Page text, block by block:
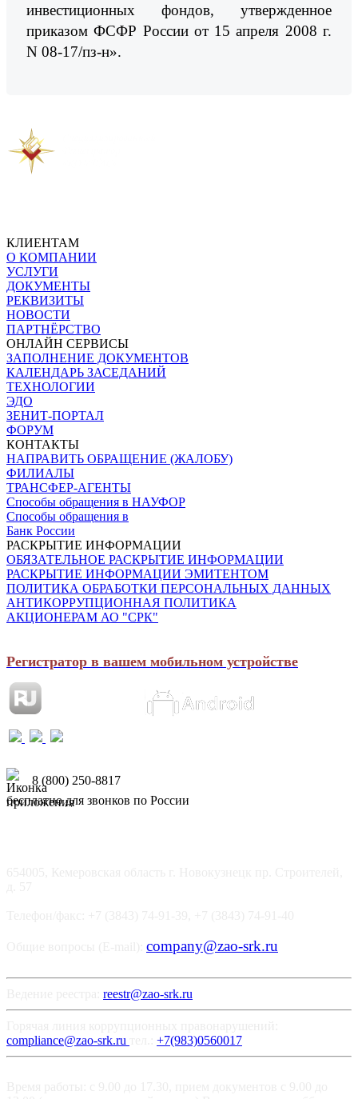
инвестиционных фондов, утвержденное
приказом ФСФР России от 15 апреля 2008 г.
N 08-17/пз-н».
КЛИЕНТАМ
О КОМПАНИИ
УСЛУГИ
ДОКУМЕНТЫ
РЕКВИЗИТЫ
НОВОСТИ
ПАРТНЁРСТВО
ОНЛАЙН СЕРВИСЫ
ЗАПОЛНЕНИЕ ДОКУМЕНТОВ
КАЛЕНДАРЬ ЗАСЕДАНИЙ
ТЕХНОЛОГИИ
ЭДО
ЗЕНИТ-ПОРТАЛ
ФОРУМ
КОНТАКТЫ
НАПРАВИТЬ ОБРАЩЕНИЕ (ЖАЛОБУ)
ФИЛИАЛЫ
ТРАНСФЕР-АГЕНТЫ
Способы обращения в НАУФОР
Способы обращения в
Банк России
РАСКРЫТИЕ ИНФОРМАЦИИ
ОБЯЗАТЕЛЬНОЕ РАСКРЫТИЕ ИНФОРМАЦИИ
РАСКРЫТИЕ ИНФОРМАЦИИ ЭМИТЕНТОМ
ПОЛИТИКА ОБРАБОТКИ ПЕРСОНАЛЬНЫХ ДАННЫХ
АНТИКОРРУПЦИОННАЯ ПОЛИТИКА
АКЦИОНЕРАМ АО "СРК"
Регистратор в вашем мобильном устройстве
8 (800) 250-8817
бесплатно для звонков по России
company@zao-srk.ru
reestr@zao-srk.ru
compliance@zao-srk.ru
+7(983)0560017